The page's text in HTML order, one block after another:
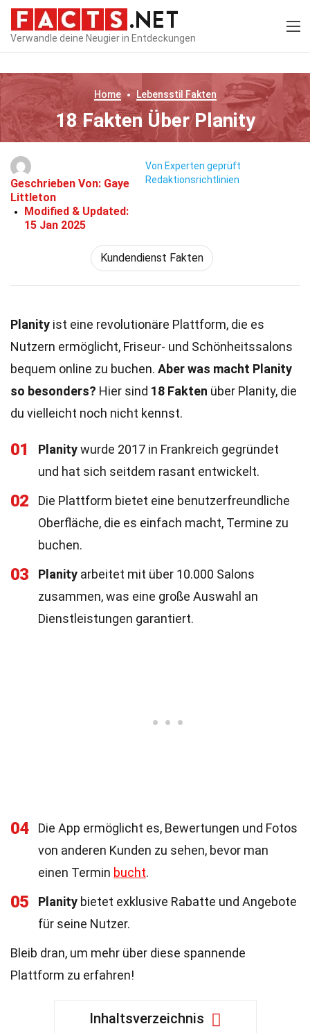
Verwandle deine Neugier in Entdeckungen
Home Lebensstil Fakten
18 Fakten Über Planity
Geschrieben Von: Gaye
Littleton
Modified & Updated:
15 Jan 2025
Von Experten geprüft
Redaktionsrichtlinien
Kundendienst Fakten
Planity ist eine revolutionäre Plattform, die es
Nutzern ermöglicht, Friseur- und Schönheitssalons
bequem online zu buchen. Aber was macht Planity
so besonders? Hier sind 18 Fakten über Planity, die
du vielleicht noch nicht kennst.
01 Planitywurde 2017 in Frankreich gegründet
und hat sich seitdem rasant entwickelt.
02
Die Plattform bietet eine benutzerfreundliche
Oberfläche, die es einfach macht, Termine zu
buchen.
03 Planity arbeitet mit über 10.000 Salons
zusammen, was eine große Auswahl an
Dienstleistungen garantiert.
04
Die App ermöglicht es, Bewertungen und Fotos
von anderen Kunden zu sehen, bevor man
einen Termin bucht.
05 Planity bietet exklusive Rabatte und Angebote
für seine Nutzer.
Bleib dran, um mehr über diese spannende
Plattform zu erfahren!
Inhaltsverzeichnis